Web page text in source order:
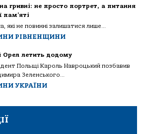
гривні: не просто портрет, а питання
пам’яті
які не повинні залишатися лише...
РІВНЕНЩИНИ
Орел летить додому
Польщі Кароль Навроцький позбавив
Зеленського...
УКРАЇНИ